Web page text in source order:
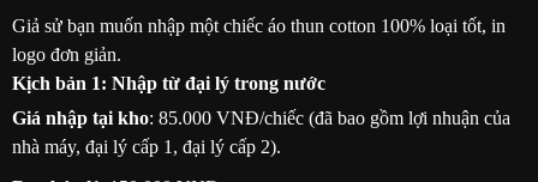
Giả sử bạn muốn nhập một chiếc áo thun cotton 100% loại tốt, in
logo đơn giản.
Kịch bản 1: Nhập từ đại lý trong nước
Giá nhập tại kho: 85.000 VNĐ/chiếc (đã bao gồm lợi nhuận của
nhà máy, đại lý cấp 1, đại lý cấp 2).